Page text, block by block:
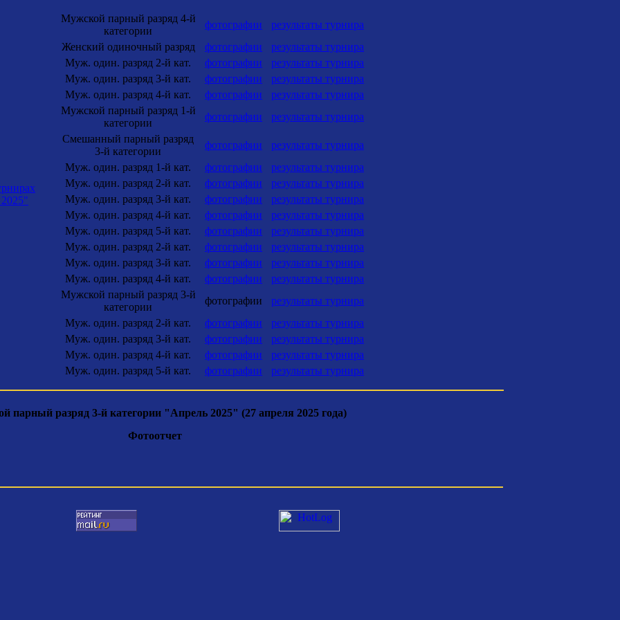
Мужской парный разряд 4-й
категории
фотографии
результаты турнира
Женский одиночный разряд
фотографии
результаты турнира
Муж. один. разряд 2-й кат.
фотографии
результаты турнира
Муж. один. разряд 3-й кат.
фотографии
результаты турнира
Муж. один. разряд 4-й кат.
фотографии
результаты турнира
Мужской парный разряд 1-й
категории
фотографии
результаты турнира
Смешанный парный разряд
3-й категории
фотографии
результаты турнира
Муж. один. разряд 1-й кат.
фотографии
результаты турнира
Муж. один. разряд 2-й кат.
фотографии
результаты турнира
Муж. один. разряд 3-й кат.
фотографии
результаты турнира
Муж. один. разряд 4-й кат.
фотографии
результаты турнира
Муж. один. разряд 5-й кат.
фотографии
результаты турнира
Муж. один. разряд 2-й кат.
фотографии
результаты турнира
Муж. один. разряд 3-й кат.
фотографии
результаты турнира
Муж. один. разряд 4-й кат.
фотографии
результаты турнира
Мужской парный разряд 3-й
категории
фотографии
результаты турнира
Муж. один. разряд 2-й кат.
фотографии
результаты турнира
Муж. один. разряд 3-й кат.
фотографии
результаты турнира
Муж. один. разряд 4-й кат.
фотографии
результаты турнира
Муж. один. разряд 5-й кат.
фотографии результаты турнира
парный разряд 3-й категории "Апрель 2025" (27 апреля 2025 года)
Фотоотчет